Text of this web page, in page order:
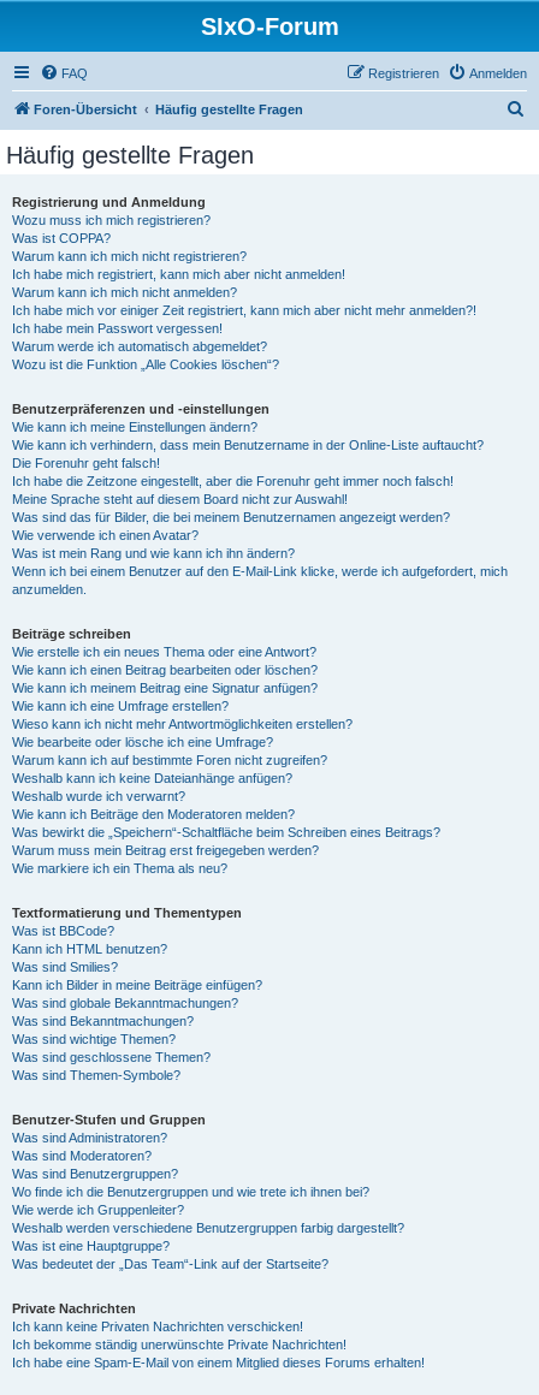
SIxO-Forum
FAQ Anmelden
Registrieren
Foren-Übersicht Häufig gestellte Fragen
Häufig gestellte Fragen
Registrierung und Anmeldung
Wozu muss ich mich registrieren?
Was ist COPPA?
Warum kann ich mich nicht registrieren?
Ich habe mich registriert, kann mich aber nicht anmelden!
Warum kann ich mich nicht anmelden?
Ich habe mich vor einiger Zeit registriert, kann mich aber nicht mehr anmelden?!
Ich habe mein Passwort vergessen!
Warum werde ich automatisch abgemeldet?
Wozu ist die Funktion „Alle Cookies löschen“?
Benutzerpräferenzen und -einstellungen
Wie kann ich meine Einstellungen ändern?
Wie kann ich verhindern, dass mein Benutzername in der Online-Liste auftaucht?
Die Forenuhr geht falsch!
Ich habe die Zeitzone eingestellt, aber die Forenuhr geht immer noch falsch!
Meine Sprache steht auf diesem Board nicht zur Auswahl!
Was sind das für Bilder, die bei meinem Benutzernamen angezeigt werden?
Wie verwende ich einen Avatar?
Was ist mein Rang und wie kann ich ihn ändern?
Wenn ich bei einem Benutzer auf den E-Mail-Link klicke, werde ich aufgefordert, mich
anzumelden.
Beiträge schreiben
Wie erstelle ich ein neues Thema oder eine Antwort?
Wie kann ich einen Beitrag bearbeiten oder löschen?
Wie kann ich meinem Beitrag eine Signatur anfügen?
Wie kann ich eine Umfrage erstellen?
Wieso kann ich nicht mehr Antwortmöglichkeiten erstellen?
Wie bearbeite oder lösche ich eine Umfrage?
Warum kann ich auf bestimmte Foren nicht zugreifen?
Weshalb kann ich keine Dateianhänge anfügen?
Weshalb wurde ich verwarnt?
Wie kann ich Beiträge den Moderatoren melden?
Was bewirkt die „Speichern“-Schaltfläche beim Schreiben eines Beitrags?
Warum muss mein Beitrag erst freigegeben werden?
Wie markiere ich ein Thema als neu?
Textformatierung und Thementypen
Was ist BBCode?
Kann ich HTML benutzen?
Was sind Smilies?
Kann ich Bilder in meine Beiträge einfügen?
Was sind globale Bekanntmachungen?
Was sind Bekanntmachungen?
Was sind wichtige Themen?
Was sind geschlossene Themen?
Was sind Themen-Symbole?
Benutzer-Stufen und Gruppen
Was sind Administratoren?
Was sind Moderatoren?
Was sind Benutzergruppen?
Wo finde ich die Benutzergruppen und wie trete ich ihnen bei?
Wie werde ich Gruppenleiter?
Weshalb werden verschiedene Benutzergruppen farbig dargestellt?
Was ist eine Hauptgruppe?
Was bedeutet der „Das Team“-Link auf der Startseite?
Private Nachrichten
Ich kann keine Privaten Nachrichten verschicken!
Ich bekomme ständig unerwünschte Private Nachrichten!
Ich habe eine Spam-E-Mail von einem Mitglied dieses Forums erhalten!